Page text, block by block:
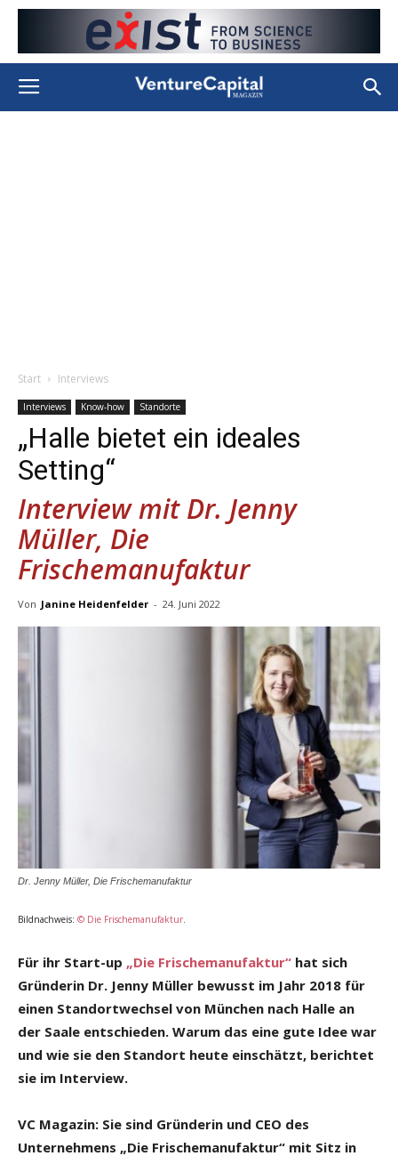
Start Interviews
Interviews Know-how Standorte
„Halle bietet ein ideales
Setting“
Interview mit Dr. Jenny
Müller, Die
Frischemanufaktur
Von Janine Heidenfelder - 24. Juni 2022
Dr. Jenny Müller, Die Frischemanufaktur
Bildnachweis: © Die Frischemanufaktur.
Für ihr Start-up „Die Frischemanufaktur“ hat sich
Gründerin Dr. Jenny Müller bewusst im Jahr 2018 für
einen Standortwechsel von München nach Halle an
der Saale entschieden. Warum das eine gute Idee war
und wie sie den Standort heute einschätzt, berichtet
sie im Interview.
VC Magazin: Sie sind Gründerin und CEO des
Unternehmens „Die Frischemanufaktur“ mit Sitz in